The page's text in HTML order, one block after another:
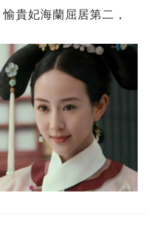
貴妃海蘭屈居第二，